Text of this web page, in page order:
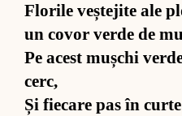
Flo­rile veș­te­jite ale
un co­vor verde de
Pe acest mu­șchi
cerc,
Și fi­e­care pas în